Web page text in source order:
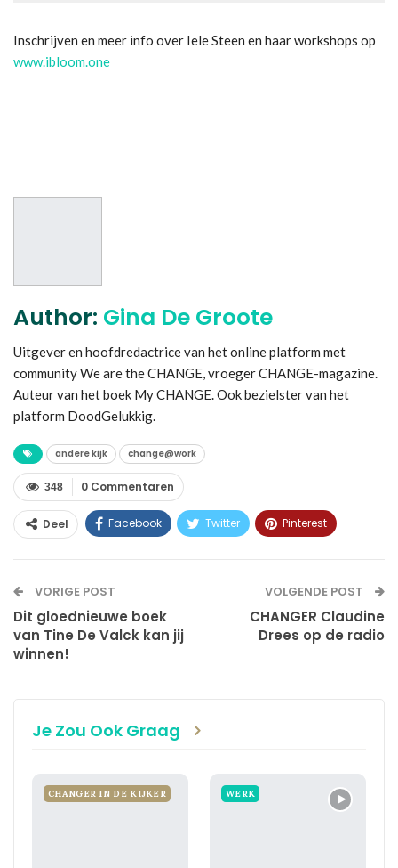
Inschrijven en meer info over Iele Steen en haar workshops op
www.ibloom.one
Author: Gina De Groote
Uitgever en hoofdredactrice van het online platform met
community We are the CHANGE, vroeger CHANGE-magazine.
Auteur van het boek My CHANGE. Ook bezielster van het
platform DoodGelukkig.
andere kijk change@work
0 Commentaren
348
Deel Facebook Twitter Pinterest
VORIGE POST
Dit gloednieuwe boek
van Tine De Valck kan jij
winnen!
VOLGENDE POST
CHANGER Claudine
Drees op de radio
Je Zou Ook Graag
CHANGER IN DE KIJKER WERK